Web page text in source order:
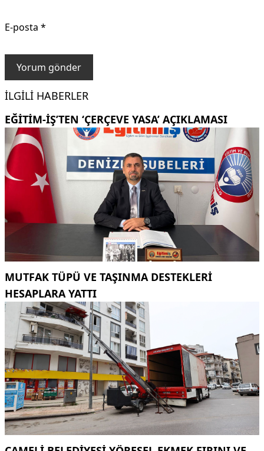
E-posta *
İLGILI HABERLER
EĞITIM-İŞ’TEN ‘ÇERÇEVE YASA’ AÇIKLAMASI
MUTFAK TÜPÜ VE TAŞINMA DESTEKLERI
HESAPLARA YATTI